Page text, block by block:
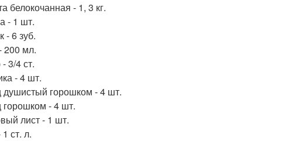
белокочанная - 1, 3 кг.
- 1 шт.
- 6 зуб.
200 мл.
3/4 ст.
- 4 шт.
душистый горошком - 4 шт.
- 4 шт.
лист - 1 шт.
ст. л.